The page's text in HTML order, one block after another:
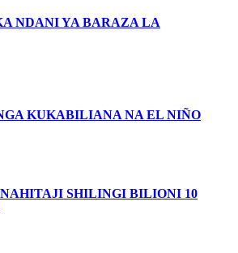
NDANI YA BARAZA LA
KUKABILIANA NA EL NIÑO
SHILINGI BILIONI 10